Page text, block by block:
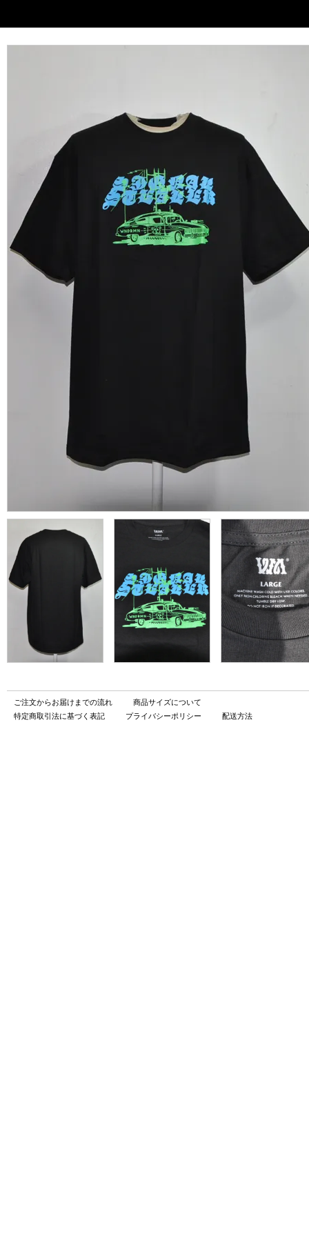
ご注文からお届けまでの流れ
商品サイズについて
特定商取引法に基づく表記
プライバシーポリシー 配送方法